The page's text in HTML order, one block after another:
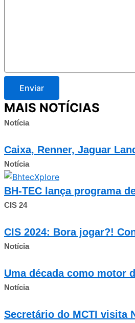
Enviar
MAIS NOTÍCIAS
Notícia
Caixa, Renner, Jaguar
Notícia
BH-TEC lança programa
CIS 24
CIS 2024: Bora jogar?!
Notícia
Uma década como motor
Notícia
Secretário do MCTI visita